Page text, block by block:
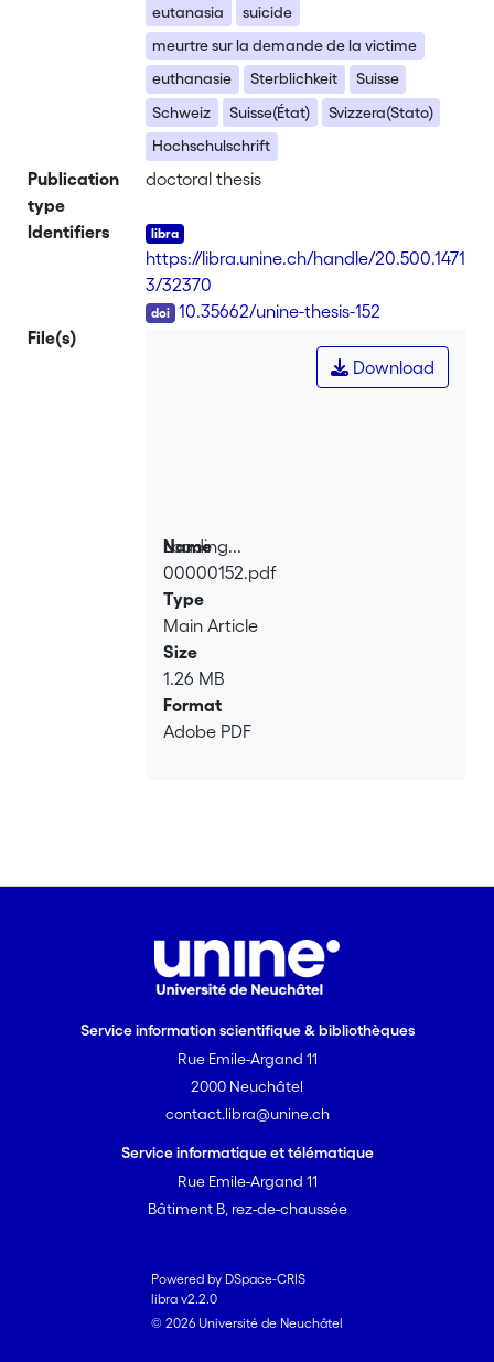
eutanasia
suicide
meurtre sur la demande de la victime
euthanasie
Sterblichkeit
Suisse
Schweiz
Suisse(État)
Svizzera(Stato)
Hochschulschrift
Publication
type
doctoral thesis
Identifiers
https://libra.unine.ch/handle/20.500.1471
3/32370
10.35662/unine-thesis-152
File(s)
Loading...
Loading...
Download
Name
00000152.pdf
Type
Main Article
Size
1.26 MB
Format
Adobe PDF
Service information scientifique & bibliothèques
Rue Emile-Argand 11
2000 Neuchâtel
contact.libra@unine.ch
Service informatique et télématique
Rue Emile-Argand 11
Bâtiment B, rez-de-chaussée
Powered by DSpace-CRIS
libra v2.2.0
© 2026 Université de Neuchâtel